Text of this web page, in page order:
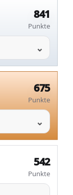
841
Punkte
675
Punkte
542
Punkte